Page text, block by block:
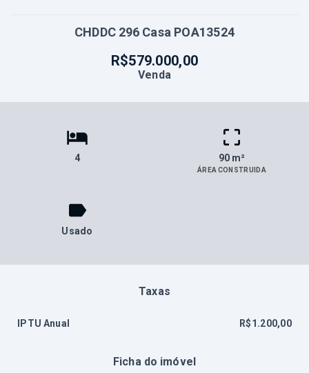
CHDDC 296 Casa POA13524
R$579.000,00
Venda
4 90 m²
ÁREA CONSTRUIDA
Usado
Taxas
IPTU Anual R$1.200,00
Ficha do imóvel